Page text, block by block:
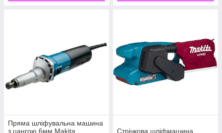
Пряма шліфувальна машина
з цангою 6мм Makita
Стрічкова шліфмашина